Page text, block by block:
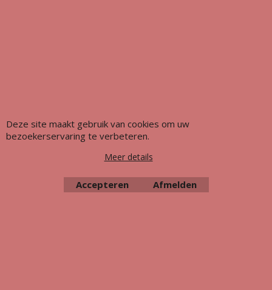
Webwinkel gemaakt met ShopFactory webwinkel software.
Deze site maakt gebruik van cookies om uw
bezoekerservaring te verbeteren.
Meer details
Accepteren Afmelden